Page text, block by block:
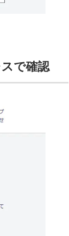
で確認